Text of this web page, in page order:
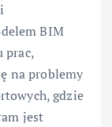
BIM
prac,
na problemy
gdzie
jest